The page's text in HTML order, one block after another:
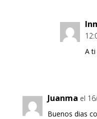
A ti
Juanma el
Buenos dias